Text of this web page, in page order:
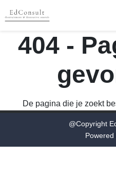
404 -
De pagina die je zoekt
@Copyright
Powered